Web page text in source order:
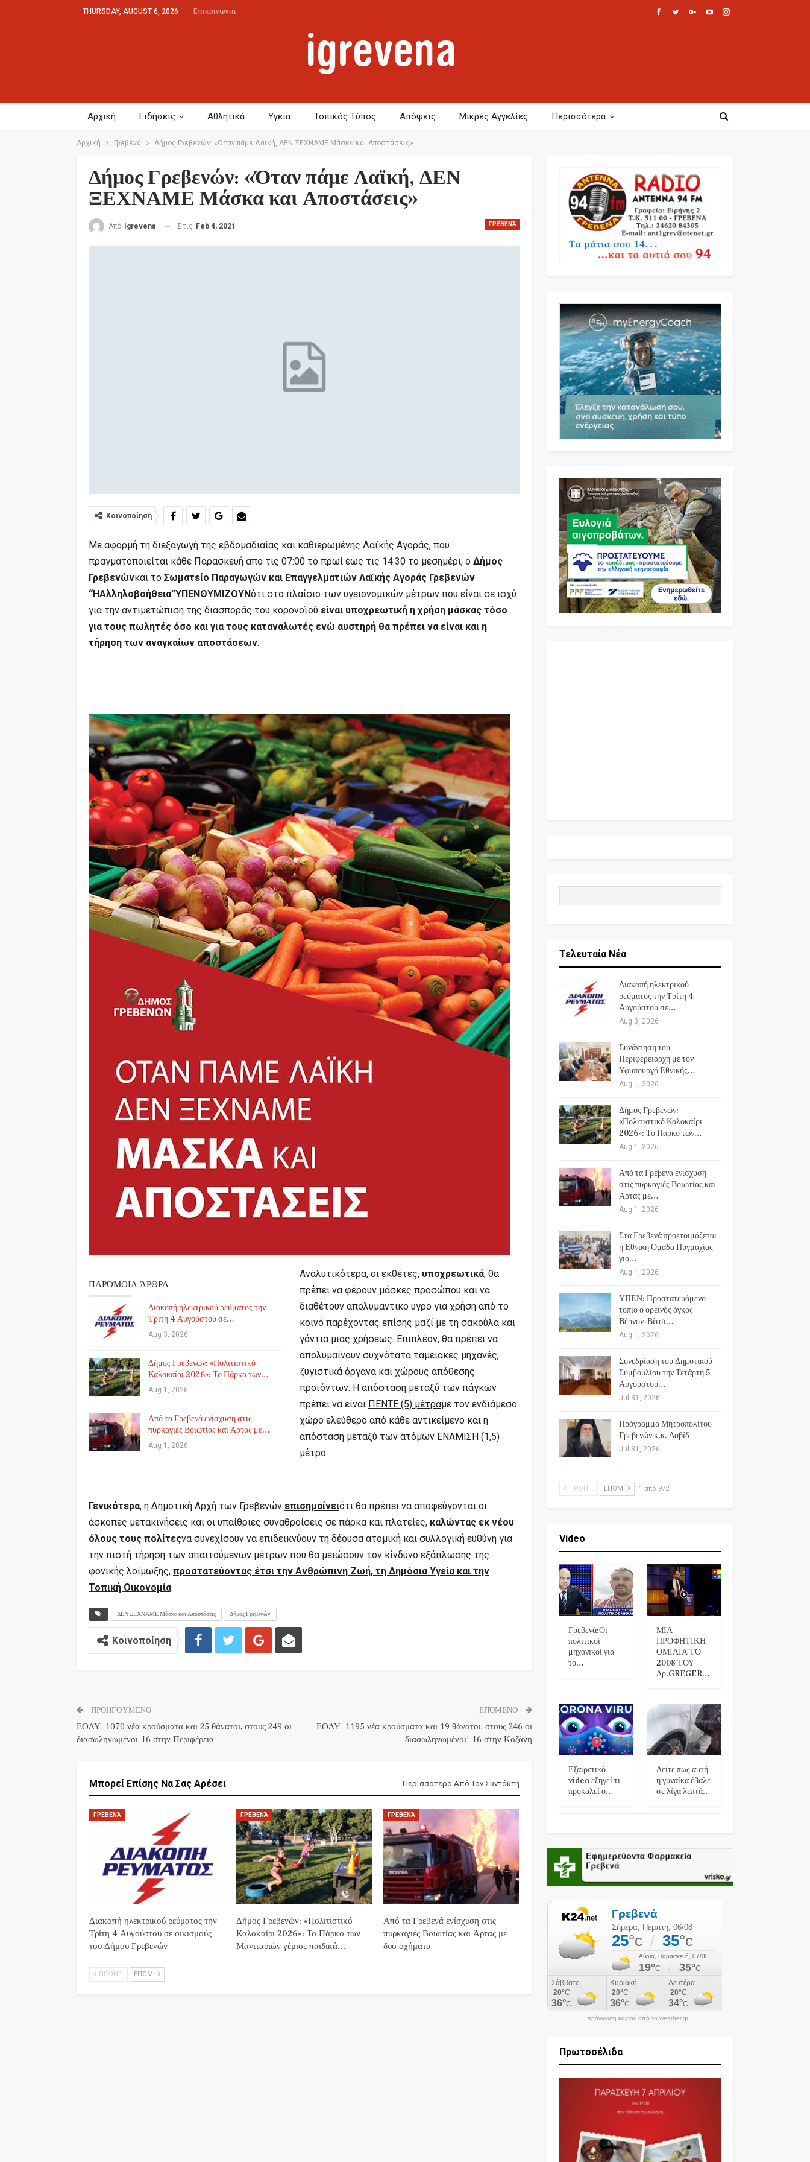
THURSDAY, AUGUST 6, 2026 Επικοινωνία
Αρχική Ειδήσεις Αθλητικά Υγεία Τοπικός Τύπος Απόψεις Μικρές Αγγελίες Περισσότερα
Αρχική Γρεβενά Δήμος Γρεβενών: «Όταν πάμε Λαϊκή, ΔΕΝ ΞΕΧΝΑΜΕ Μάσκα και Αποστάσεις»
Δήμος Γρεβενών: «Όταν πάμε Λαϊκή, ΔΕΝ
ΞΕΧΝΑΜΕ Μάσκα και Αποστάσεις»
ΓΡΕΒΕΝΆ
Από Igrevena Στις Feb 4, 2021
Κοινοποίηση
Με αφορμή τη διεξαγωγή της εβδομαδιαίας και καθιερωμένης Λαϊκής Αγοράς, που
πραγματοποιείται κάθε Παρασκευή από τις 07:00 το πρωί έως τις 14:30 το μεσημέρι, ο Δήμος
Γρεβενώνκαι το Σωματείο Παραγωγών και Επαγγελματιών Λαϊκής Αγοράς Γρεβενών
“HΑλληλοβοήθεια”ΥΠΕΝΘΥΜΙΖΟΥΝότι στο πλαίσιο των υγειονομικών μέτρων που είναι σε ισχύ
για την αντιμετώπιση της διασποράς του κορονοϊού είναι υποχρεωτική η χρήση μάσκας τόσο
για τους πωλητές όσο και για τους καταναλωτές ενώ αυστηρή θα πρέπει να είναι και η
τήρηση των αναγκαίων αποστάσεων.
ΠΑΡΌΜΟΙΑ ΆΡΘΡΑ
Διακοπή ηλεκτρικού ρεύματος την
Τρίτη 4 Αυγούστου σε…
Aug 3, 2026
Δήμος Γρεβενών: «Πολιτιστικό
Καλοκαίρι 2026»: Το Πάρκο των…
Aug 1, 2026
Από τα Γρεβενά ενίσχυση στις
πυρκαγιές Βοιωτίας και Άρτας με…
Aug 1, 2026
Αναλυτικότερα, οι εκθέτες, υποχρεωτικά, θα
πρέπει να φέρουν μάσκες προσώπου και να
διαθέτουν απολυμαντικό υγρό για χρήση από το
κοινό παρέχοντας επίσης μαζί με τη σακούλα και
γάντια μιας χρήσεως. Επιπλέον, θα πρέπει να
απολυμαίνουν συχνότατα ταμειακές μηχανές,
ζυγιστικά όργανα και χώρους απόθεσης
προϊόντων. Η απόσταση μεταξύ των πάγκων
πρέπει να είναι ΠΕΝΤΕ (5) μέτραμε τον ενδιάμεσο
χώρο ελεύθερο από κάθε αντικείμενο και η
απόσταση μεταξύ των ατόμων ΕΝΑΜΙΣΗ (1,5)
μέτρο.
Γενικότερα, η Δημοτική Αρχή των Γρεβενών επισημαίνειότι θα πρέπει να αποφεύγονται οι
άσκοπες μετακινήσεις και οι υπαίθριες συναθροίσεις σε πάρκα και πλατείες, καλώντας εκ νέου
όλους τους πολίτεςνα συνεχίσουν να επιδεικνύουν τη δέουσα ατομική και συλλογική ευθύνη για
την πιστή τήρηση των απαιτούμενων μέτρων που θα μειώσουν τον κίνδυνο εξάπλωσης της
φονικής λοίμωξης, προστατεύοντας έτσι την Ανθρώπινη Ζωή, τη Δημόσια Υγεία και την
Τοπική Οικονομία.
ΔΕΝ ΞΕΧΝΑΜΕ Μάσκα και Αποστάσεις Δήμος Γρεβενών
Κοινοποίηση
ΠΡΟΗΓΟΎΜΕΝΟ
ΕΟΔΥ: 1070 νέα κρούσματα και 25 θάνατοι, στους 249 οι
διασωληνωμένοι-16 στην Περιφέρεια
ΕΠΌΜΕΝΟ
ΕΟΔΥ: 1195 νέα κρούσματα και 19 θάνατοι, στους 246 οι
διασωληνωμένοι!-16 στην Κοζάνη
Μπορεί Επίσης Να Σας Αρέσει Περισσότερα Από Τον Συντάκτη
ΓΡΕΒΕΝΆ
Διακοπή ηλεκτρικού ρεύματος την
Τρίτη 4 Αυγούστου σε οικισμούς
του Δήμου Γρεβενών
ΓΡΕΒΕΝΆ
Δήμος Γρεβενών: «Πολιτιστικό
Καλοκαίρι 2026»: Το Πάρκο των
Μανιταριών γέμισε παιδικά…
ΓΡΕΒΕΝΆ
Από τα Γρεβενά ενίσχυση στις
πυρκαγιές Βοιωτίας και Άρτας με
δυο οχήματα
ΠΡΟΗΓ. ΕΠΌΜ.
Τελευταία Νέα
Διακοπή ηλεκτρικού
ρεύματος την Τρίτη 4
Αυγούστου σε…
Aug 3, 2026
Συνάντηση του
Περιφερειάρχη με τον
Υφυπουργό Εθνικής…
Aug 1, 2026
Δήμος Γρεβενών:
«Πολιτιστικό Καλοκαίρι
2026»: Το Πάρκο των…
Aug 1, 2026
Από τα Γρεβενά ενίσχυση
στις πυρκαγιές Βοιωτίας και
Άρτας με…
Aug 1, 2026
Στα Γρεβενά προετοιμάζεται
η Εθνική Ομάδα Πυγμαχίας
για…
Aug 1, 2026
ΥΠΕΝ: Προστατευόμενο
τοπίο ο ορεινός όγκος
Βέρνον-Βίτσι…
Aug 1, 2026
Συνεδρίαση του Δημοτικού
Συμβουλίου την Τετάρτη 5
Αυγούστου…
Jul 31, 2026
Πρόγραμμα Μητροπολίτου
Γρεβενών κ.κ. Δαβίδ
Jul 31, 2026
ΠΡΟΗΓ. ΕΠΌΜ. 1 από 972
Video
Γρεβενά:Οι
πολιτικοί
μηχανικοί για
το…
ΜΙΑ
ΠΡΟΦΗΤΙΚΗ
ΟΜΙΛΙΑ ΤΟ
2008 ΤΟΥ
Δρ.GREGER…
Εξαιρετικό
video εξηγεί τι
προκαλεί ο…
Δείτε πως αυτή
η γυναίκα έβαλε
σε λίγα λεπτά…
πρόγνωση καιρού από το weather.gr
Πρωτοσέλιδα